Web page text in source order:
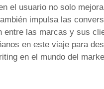
el usuario no solo
impulsa las
entre las marcas y sus
en este viaje para
en el mundo del